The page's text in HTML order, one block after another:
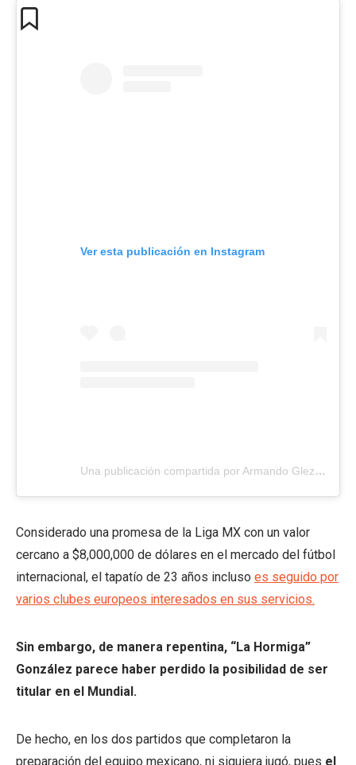
Ver esta publicación en Instagram
Una publicación compartida por Armando Glez
Considerado una promesa de la Liga MX con un valor
cercano a $8,000,000 de dólares en el mercado del fútbol
internacional, el tapatío de 23 años incluso es seguido por
varios clubes europeos interesados en sus servicios.
Sin embargo, de manera repentina, “La Hormiga”
González parece haber perdido la posibilidad de ser
titular en el Mundial.
De hecho, en los dos partidos que completaron la
preparación del equipo mexicano, ni siquiera jugó, pues el